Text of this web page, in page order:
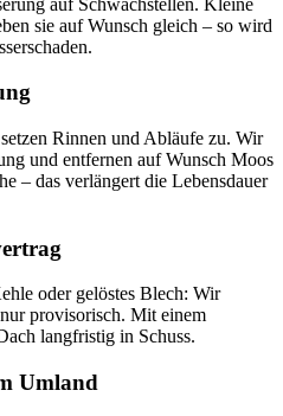
sie auf Wunsch gleich – so wird
Rinnen und Abläufe zu. Wir
und entfernen auf Wunsch Moos
– das verlängert die Lebensdauer
oder gelöstes Blech: Wir
provisorisch. Mit einem
langfristig in Schuss.
Umland